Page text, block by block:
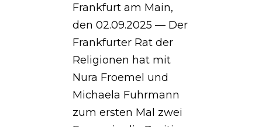
Frankfurt am Main,
den 02.09.2025 — Der
Frankfurter Rat der
Religionen hat mit
Nura Froemel und
Michaela Fuhrmann
zum ersten Mal zwei